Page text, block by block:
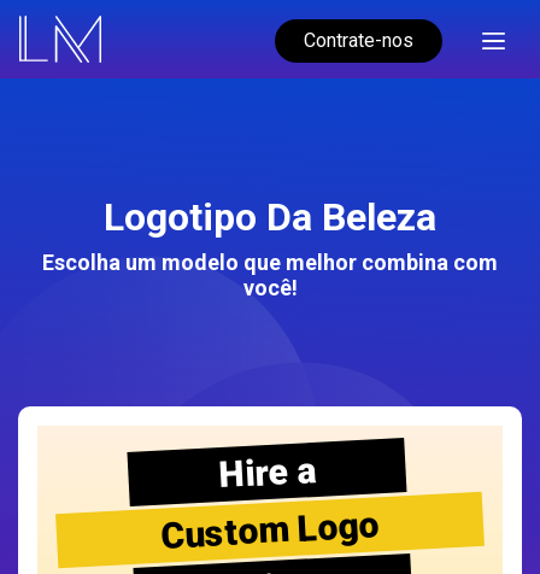
Contrate-nos
Logotipo Da Beleza
Escolha um modelo que melhor combina com
você!
Hire a
Custom Logo